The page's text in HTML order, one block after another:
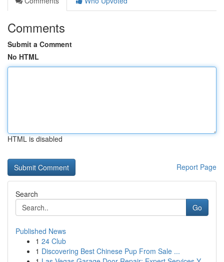
Comments
Submit a Comment
No HTML
HTML is disabled
Report Page
Search
Go
Published News
1 24 Club
1 Discovering Best Chinese Pup From Sale ...